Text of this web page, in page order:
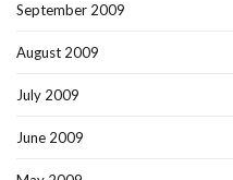
September 2009
August 2009
July 2009
June 2009